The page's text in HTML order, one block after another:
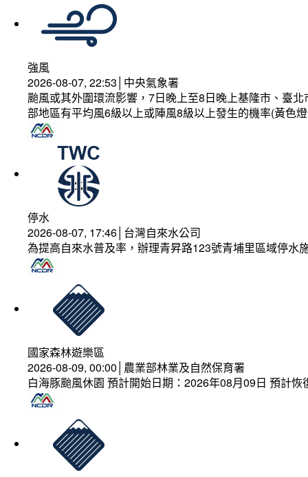
強風
2026-08-07, 22:53│中央氣象署
颱風或其外圍環流影響，7日晚上至8日晚上基隆市、臺
部地區有平均風6級以上或陣風8級以上發生的機率(黃色
停水
2026-08-07, 17:46│台灣自來水公司
為提高自來水普及率，辦理青昇路123號青埔里區域停水
國家森林遊樂區
2026-08-09, 00:00│農業部林業及自然保育署
白海豚颱風休園 預計開始日期：2026年08月09日 預計